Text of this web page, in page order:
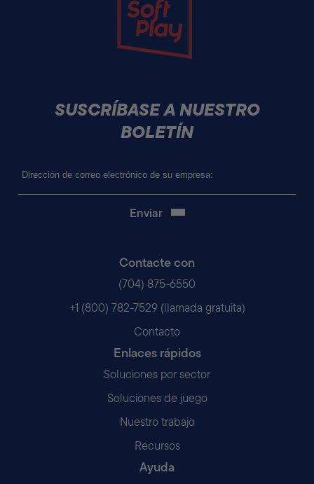
SUSCRÍBASE A NUESTRO
BOLETÍN
electrónico
Contacte con
(704) 875-6550
+1 (800) 782-7529 (llamada gratuita)
Contacto
Enlaces rápidos
Soluciones por sector
Soluciones de juego
Nuestro trabajo
Recursos
Ayuda